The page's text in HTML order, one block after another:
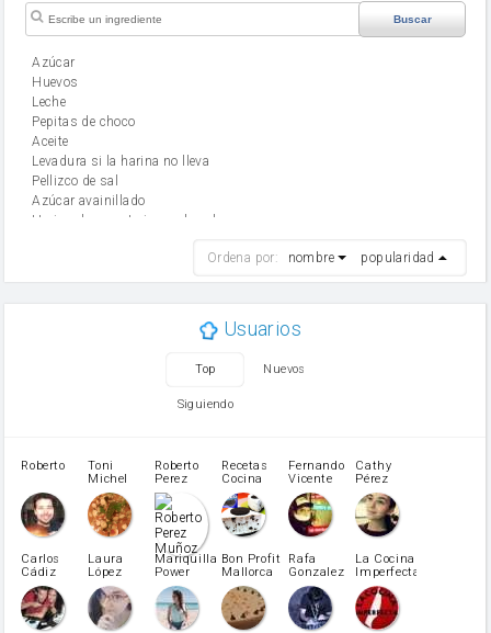
Buscar
Azúcar
huevos
leche
Pepitas de choco
aceite
Levadura si la harina no lleva
Pellizco de sal
Azúcar avainillado
Harina de reposteria con levadura
mantequilla
Opcional: Azúcar avainillado
patatas
pimiento rojo
Pimentón
pimiento verde
miel
vino blanco
Azúcar glass
Ordena por: nombre popularidad
Usuarios
Top Nuevos
Siguiendo
Roberto
Toni
Michel
Caubet
Roberto
Perez
Muñoz
Recetas
Cocina
Fernando
Vicente
Cathy
Pérez
Carlos
Cádiz
Laura
López
Martínez
Mariquilla
Power
Bon Profit
Mallorca
Rafa
Gonzalez
La Cocina
Imperfecta